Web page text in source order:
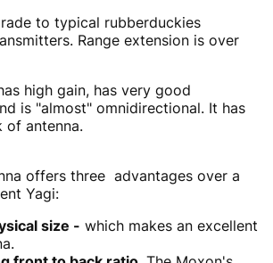
to typical rubberduckies
Range extension is over
high gain, has very good
is "almost" omnidirectional. It has
of antenna.
offers three advantages over a
Yagi:
size - which makes an excellent